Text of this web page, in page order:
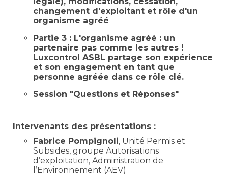
changement d'exploitant et rôle d'un
organisme agréé
Partie 3 : L'organisme agréé : un
partenaire pas comme les autres !
Luxcontrol ASBL partage son expérience
et son engagement en tant que
personne agréée dans ce rôle clé.
Session "Questions et Réponses"
Intervenants des présentations :
Fabrice Pompignoli, Unité Permis et
Subsides, groupe Autorisations
d’exploitation, Administration de
l’Environnement (AEV)